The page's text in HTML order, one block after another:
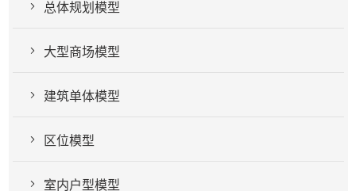
总体规划模型
大型商场模型
建筑单体模型
区位模型
室内户型模型